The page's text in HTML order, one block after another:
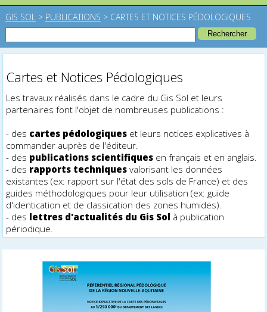
GIS SOL > PUBLICATIONS > CARTES ET NOTICES PÉDOLOGIQUES
Cartes et Notices Pédologiques
Les travaux réalisés dans le cadre du Gis Sol et leurs
partenaires font l'objet de nombreuses publications :
- des cartes pédologiqueset leurs notices explicatives à
commander auprès de l'éditeur.
- des publications scientifiquesen français et en anglais.
- des rapports techniquesvalorisant les données
existantes (ex: rapport sur l'état des sols de France) et des
guides méthodologiques pour leur utilisation (ex: guide
d'identification et de classification des zones humides).
- des lettres d'actualités du Gis Sol à publication
périodique.